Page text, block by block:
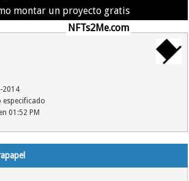
montar un proyecto gratis
NFTs2Me.com
2014
especificado
01:52 PM